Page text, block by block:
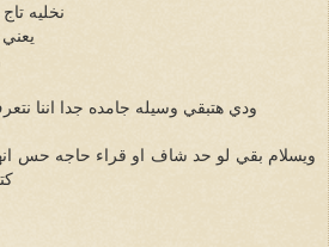
نخليه
ودي هتبقي وسيله جامده جدا اننا
ويسلام بقي لو حد شاف او قراء حاجه حس